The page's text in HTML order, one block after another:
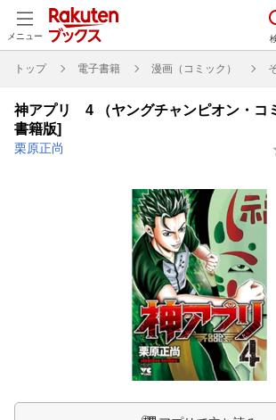
メニュー
トップ 電子書籍 漫画（コミック）
神アプリ 4 （ヤングチャンピオン・コ
書籍版]
栗原正尚